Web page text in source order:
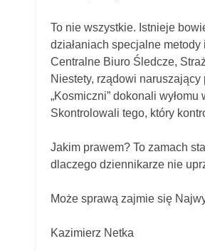
To nie wszystkie. Istnieje
działaniach specjalne
Centralne Biuro Śledcze,
Niestety, rządowi
„Kosmiczni” dokonali
Skontrolowali tego, który
Jakim prawem? To zamach
dlaczego dziennikarze nie
Może sprawą zajmie się
Kazimierz Netka